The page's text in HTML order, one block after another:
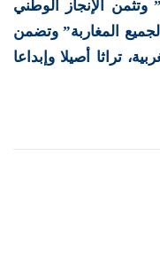
الإنجاز الوطني
لجميع المغاربة” وتضمن
تراثا أصيلا وإبداعا